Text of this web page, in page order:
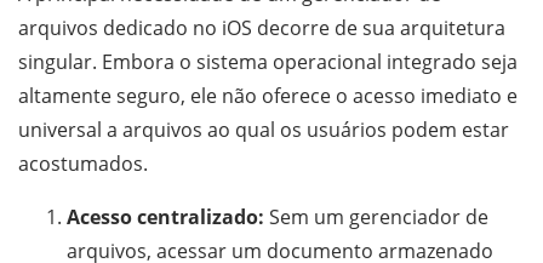
arquivos dedicado no iOS decorre de sua arquitetura
singular. Embora o sistema operacional integrado seja
altamente seguro, ele não oferece o acesso imediato e
universal a arquivos ao qual os usuários podem estar
acostumados.
Acesso centralizado: Sem um gerenciador de
arquivos, acessar um documento armazenado